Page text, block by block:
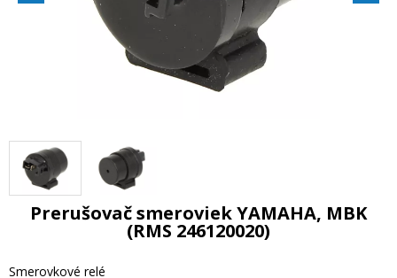
Prerušovač smeroviek YAMAHA, MBK
(RMS 246120020)
Smerovkové relé